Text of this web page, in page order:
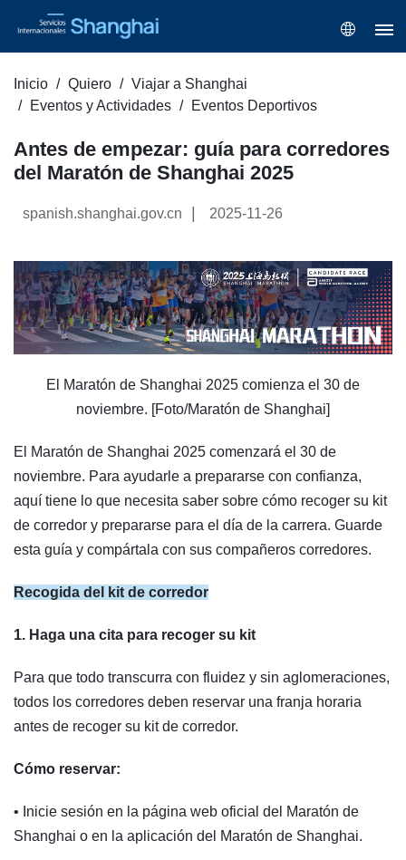
Inicio Quiero
Viajar a Shanghai
Eventos y Actividades
Eventos Deportivos
Antes de empezar: guía para corredores
del Maratón de Shanghai 2025
spanish.shanghai.gov.cn 2025-11-26
El Maratón de Shanghai 2025 comienza el 30 de
noviembre. [Foto/Maratón de Shanghai]
El Maratón de Shanghai 2025 comenzará el 30 de
noviembre. Para ayudarle a prepararse con confianza,
aquí tiene lo que necesita saber sobre cómo recoger su kit
de corredor y prepararse para el día de la carrera. Guarde
esta guía y compártala con sus compañeros corredores.
Recogida del kit de corredor
1. Haga una cita para recoger su kit
Para que todo transcurra con fluidez y sin aglomeraciones,
todos los corredores deben reservar una franja horaria
antes de recoger su kit de corredor.
Cómo reservar:
• Inicie sesión en la página web oficial del Maratón de
Shanghai o en la aplicación del Maratón de Shanghai.